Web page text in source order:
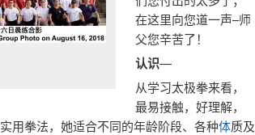
在这里向您道一声–师
父您辛苦了！
认识—
从学习太极拳来看，
最易接触，好理解，
用拳法，她适合不同的年龄阶段、各种体质及